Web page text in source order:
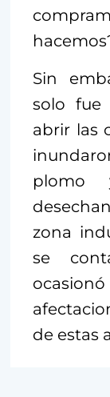
Sin
solo fue
abrir las
plomo
zona
se
de estas